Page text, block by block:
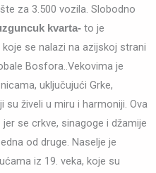
za 3.500 vozila. Slobodno
kvarta- to je
se nalazi na azijskoj strani
Bosfora..Vekovima je
uključujući Grke,
su živeli u miru i harmoniji. Ova
se crkve, sinagoge i džamije
od druge. Naselje je
iz 19. veka, koje su